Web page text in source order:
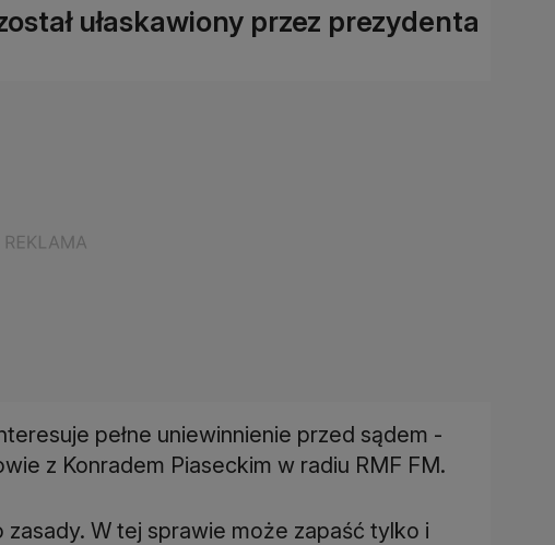
ułaskawiony przez prezydenta
pełne uniewinnienie przed sądem -
z Konradem Piaseckim w radiu RMF FM.
W tej sprawie może zapaść tylko i